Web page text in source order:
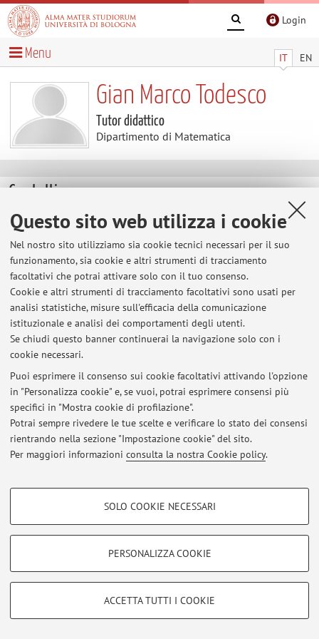
Questo sito web utilizza i cookie
Nel nostro sito utilizziamo sia cookie tecnici necessari per il suo
funzionamento, sia cookie e altri strumenti di tracciamento
facoltativi che potrai attivare solo con il tuo consenso.
Cookie e altri strumenti di tracciamento facoltativi sono usati per
analisi statistiche, misure sull'efficacia della comunicazione
istituzionale e analisi dei comportamenti degli utenti.
Se chiudi questo banner continuerai la navigazione solo con i
cookie necessari.
Puoi esprimere il consenso sui cookie facoltativi attivando l'opzione
in "Personalizza cookie" e, se vuoi, potrai esprimere consensi più
specifici in "Mostra cookie di profilazione".
Potrai sempre rivedere le tue scelte e verificare lo stato dei consensi
rientrando nella sezione "Impostazione cookie" del sito.
Per maggiori informazioni consulta la nostra Cookie policy.
COOKIE DI PROFILAZIONE - FACOLTATIVI
COOKIE TECNICI - NECESSARI
Si tratta di cookie tecnici utilizzati, a titolo esemplificativo, per il corretto
SOLO COOKIE NECESSARI
PERSONALIZZA COOKIE
ACCETTA TUTTI I COOKIE
Login
IT EN
Menu
Gian Marco Todesco
Tutor didattico
Dipartimento di Matematica
Contatti
E-mail: gianmarco.todesco2@unibo.it
Dipartimento di Matematica
Piazza di Porta San Donato 5, Bologna -
Vai alla mappa
Ultimi avvisi
Al momento non sono presenti avvisi.
Area riservata
per gestire tutti i contenuti del sito.
© 2026 - ALMA MATER STUDIORUM - Università di Bologna - Via
Zamboni, 33 - 40126 Bologna - Partita IVA: 01131710376
Privacy|Note legali|Impostazioni Cookie